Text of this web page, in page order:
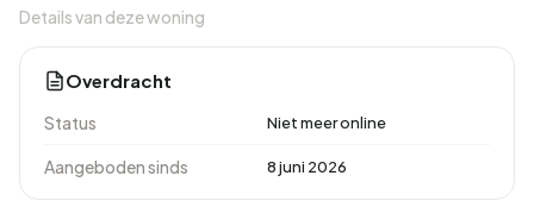
Details van deze woning
Overdracht
Status Niet meer online
Aangeboden sinds 8 juni 2026